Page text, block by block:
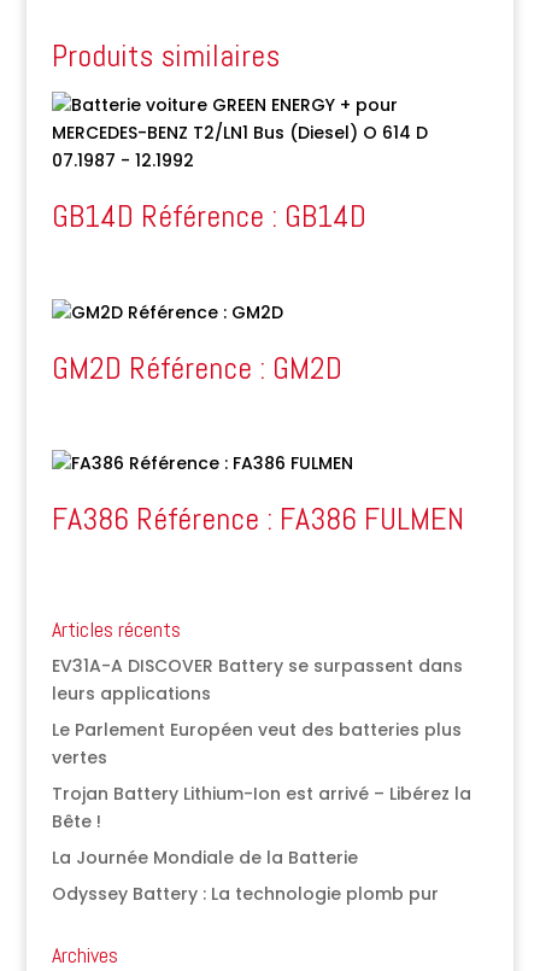
Produits similaires
GB14D Référence : GB14D
GM2D Référence : GM2D
FA386 Référence : FA386 FULMEN
Articles récents
EV31A-A DISCOVER Battery se surpassent dans
leurs applications
Le Parlement Européen veut des batteries plus
vertes
Trojan Battery Lithium-Ion est arrivé – Libérez la
Bête !
La Journée Mondiale de la Batterie
Odyssey Battery : La technologie plomb pur
Archives